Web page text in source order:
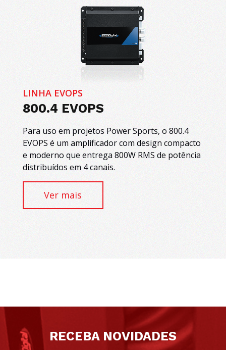
LINHA EVOPS
800.4 EVOPS
Para uso em projetos Power Sports, o 800.4
EVOPS é um amplificador com design compacto
e moderno que entrega 800W RMS de potência
distribuídos em 4 canais.
Ver mais
RECEBA NOVIDADES